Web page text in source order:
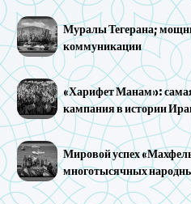
Муралы Тегерана;
коммуникации
«Харифет Манам»:
кампания в истории
Мировой успех
многотысячных